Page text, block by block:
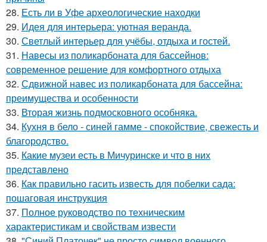
28. Есть ли в Уфе археологические находки
29. Идея для интерьера: уютная веранда.
30. Светлый интерьер для учёбы, отдыха и гостей.
31. Навесы из поликарбоната для бассейнов:
современное решение для комфортного отдыха
32. Сдвижной навес из поликарбоната для бассейна:
преимущества и особенности
33. Вторая жизнь подмосковного особняка.
34. Кухня в бело - синей гамме - спокойствие, свежесть и
благородство.
35. Какие музеи есть в Мичуринске и что в них
представлено
36. Как правильно гасить известь для побелки сада:
пошаговая инструкция
37. Полное руководство по техническим
характеристикам и свойствам извести